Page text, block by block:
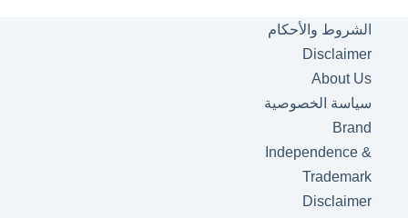
الشروط والأحكام
Disclaimer
About Us
سياسة الخصوصية
Brand
Independence &
Trademark
Disclaimer